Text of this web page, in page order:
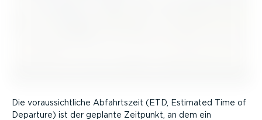
Die voraus­sicht­liche Abfahrtszeit (ETD, Estimated Time of
Departure) ist der geplante Zeitpunkt, an dem ein